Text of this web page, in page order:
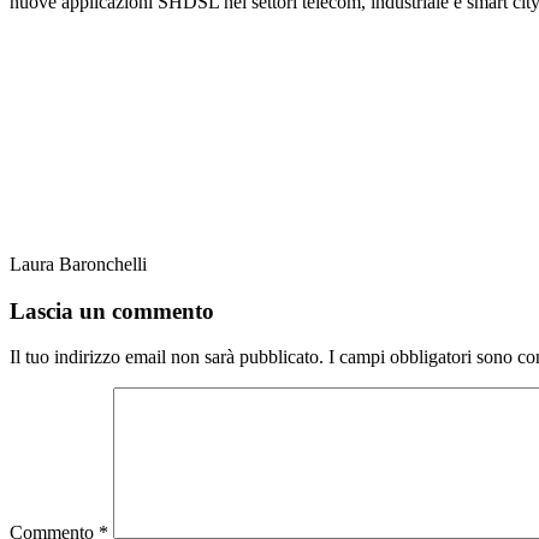
Laura Baronchelli
Lascia un commento
Il tuo indirizzo email non sarà pubblicato. I campi obbligatori sono
Commento *